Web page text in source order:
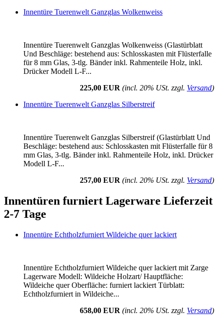
Innentüre Tuerenwelt Ganzglas Wolkenweiss
Innentüre Tuerenwelt Ganzglas Wolkenweiss (Glastürblatt
Und Beschläge: bestehend aus: Schlosskasten mit Flüsterfalle
für 8 mm Glas, 3-tlg. Bänder inkl. Rahmenteile Holz, inkl.
Drücker Modell L-F...
225,00 EUR (incl. 20% USt. zzgl. Versand)
Innentüre Tuerenwelt Ganzglas Silberstreif
Innentüre Tuerenwelt Ganzglas Silberstreif (Glastürblatt Und
Beschläge: bestehend aus: Schlosskasten mit Flüsterfalle für 8
mm Glas, 3-tlg. Bänder inkl. Rahmenteile Holz, inkl. Drücker
Modell L-F...
257,00 EUR (incl. 20% USt. zzgl. Versand)
Innentüren furniert Lagerware Lieferzeit
2-7 Tage
Innentüre Echtholzfurniert Wildeiche quer lackiert
Innentüre Echtholzfurniert Wildeiche quer lackiert mit Zarge
Lagerware Modell: Wildeiche Holzart/ Hauptfläche:
Wildeiche quer Oberfläche: furniert lackiert Türblatt:
Echtholzfurniert in Wildeiche...
658,00 EUR (incl. 20% USt. zzgl. Versand)